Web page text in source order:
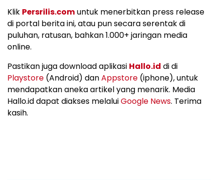
Klik Persrilis.comuntuk menerbitkan press release
di portal berita ini, atau pun secara serentak di
puluhan, ratusan, bahkan 1.000+ jaringan media
online.
Pastikan juga download aplikasi Hallo.id di di
Playstore (Android) danAppstore (iphone), untuk
mendapatkan aneka artikel yang menarik. Media
Hallo.id dapat diakses melaluiGoogle News. Terima
kasih.